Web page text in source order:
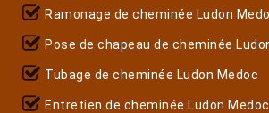
Ramonage de cheminée Ludon
Pose de chapeau de cheminée
Tubage de cheminée Ludon Medoc
Entretien de cheminée Ludon Medoc